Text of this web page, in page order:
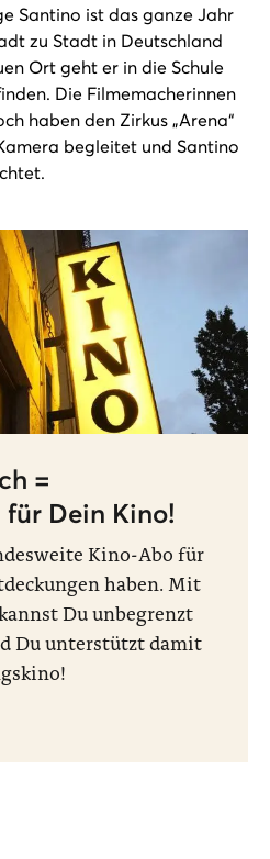
Santino ist das ganze Jahr
zu Stadt in Deutschland
Ort geht er in die Schule
Die Filmemacherinnen
haben den Zirkus „Arena“
begleitet und Santino
=
Dein Kino!
Kino-Abo für
haben. Mit
Du unbegrenzt
Du unterstützt damit